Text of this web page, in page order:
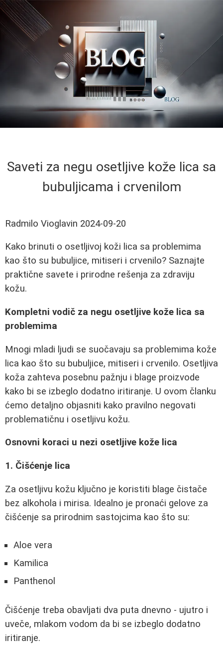
Saveti za negu osetljive kože lica sa
bubuljicama i crvenilom
Radmilo Vioglavin 2024-09-20
Kako brinuti o osetljivoj koži lica sa problemima
kao što su bubuljice, mitiseri i crvenilo? Saznajte
praktične savete i prirodne rešenja za zdraviju
kožu.
Kompletni vodič za negu osetljive kože lica sa
problemima
Mnogi mladi ljudi se suočavaju sa problemima kože
lica kao što su bubuljice, mitiseri i crvenilo. Osetljiva
koža zahteva posebnu pažnju i blage proizvode
kako bi se izbeglo dodatno iritiranje. U ovom članku
ćemo detaljno objasniti kako pravilno negovati
problematičnu i osetljivu kožu.
Osnovni koraci u nezi osetljive kože lica
1. Čišćenje lica
Za osetljivu kožu ključno je koristiti blage čistače
bez alkohola i mirisa. Idealno je pronaći gelove za
čišćenje sa prirodnim sastojcima kao što su:
Aloe vera
Kamilica
Panthenol
Čišćenje treba obavljati dva puta dnevno - ujutro i
uveče, mlakom vodom da bi se izbeglo dodatno
iritiranje.